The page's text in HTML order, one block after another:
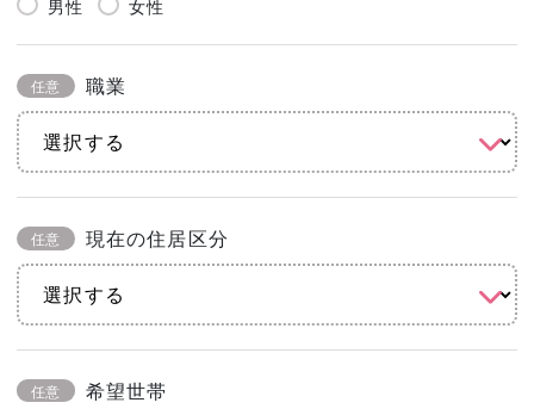
男性 女性
任意 職業
任意 現在の住居区分
任意 希望世帯